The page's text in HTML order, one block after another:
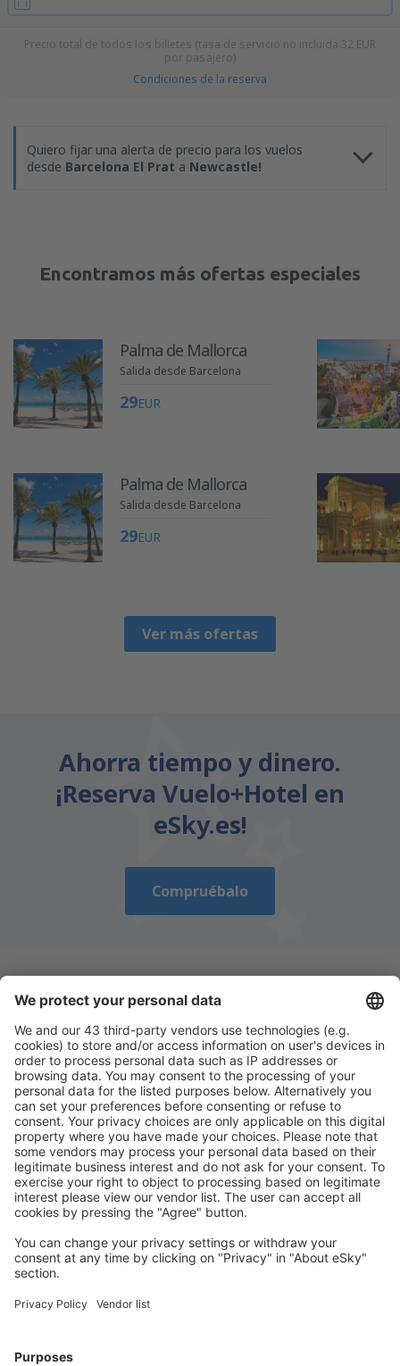
Precio total de todos los billetes (tasa de servicio no incluida 32 EUR
por pasajero)
Condiciones de la reserva
Quiero fijar una alerta de precio para los vuelos
desde Barcelona El Prat a Newcastle!
Encontramos más ofertas especiales
Palma de Mallorca
Salida desde Barcelona
29EUR
Palma de Mallorca
Salida desde Barcelona
29EUR
Ver más ofertas
Ahorra tiempo y dinero.
¡Reserva Vuelo+Hotel en
eSky.es!
Compruébalo
Descarga nuestra appy planifica
cómodamente tus viajes
Planifica tu viaje
Vuelos baratos
Escapadas